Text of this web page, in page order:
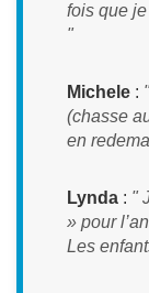
fois que
"
Michele :
(chasse
en
Lynda : "
» pour
Les